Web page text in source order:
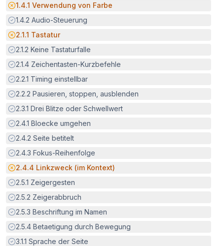
Potenzielle Barriere:
1.4.1 Verwendung von Farbe
Erfüllt:
1.4.2 Audio-Steuerung
Potenzielle Barriere:
2.1.1 Tastatur
Erfüllt:
2.1.2 Keine Tastaturfalle
Erfüllt:
2.1.4 Zeichentasten-Kurzbefehle
Erfüllt:
2.2.1 Timing einstellbar
Erfüllt:
2.2.2 Pausieren, stoppen, ausblenden
Erfüllt:
2.3.1 Drei Blitze oder Schwellwert
Erfüllt:
2.4.1 Bloecke umgehen
Erfüllt:
2.4.2 Seite betitelt
Erfüllt:
2.4.3 Fokus-Reihenfolge
Potenzielle Barriere:
2.4.4 Linkzweck (im Kontext)
Erfüllt:
2.5.1 Zeigergesten
Erfüllt:
2.5.2 Zeigerabbruch
Erfüllt:
2.5.3 Beschriftung im Namen
Erfüllt:
2.5.4 Betaetigung durch Bewegung
Erfüllt:
3.1.1 Sprache der Seite